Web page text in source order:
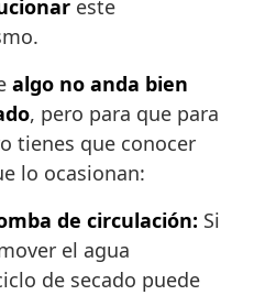
este
algo no anda bien
, pero para que para
tienes que conocer
lo ocasionan:
de circulación: Si
el agua
de secado puede